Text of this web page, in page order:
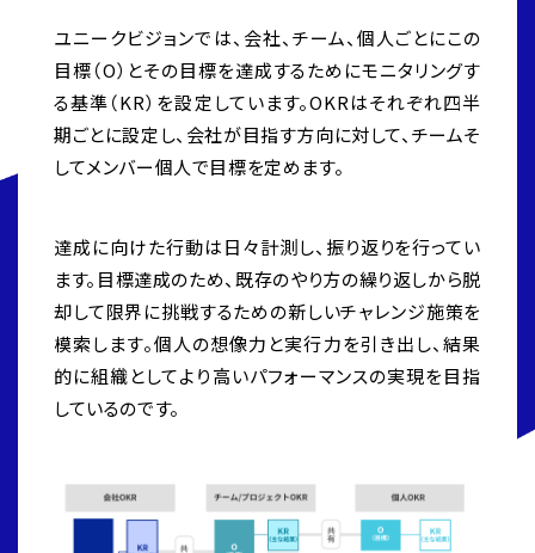
ユニークビジョンでは、会社、チーム、個人ごとにこの
目標（O）とその目標を達成するためにモニタリングす
る基準（KR）を設定しています。OKRはそれぞれ四半
期ごとに設定し、 会社が目指す方向に対して、チームそ
してメンバー個人で目標を定めます。
達成に向けた行動は日々計測し、振り返りを行ってい
ます。目標達成のため、既存のやり方の繰り返しから脱
却して限界に挑戦するための新しいチャレンジ施策を
模索します。個人の想像力と実行力を引き出し、結果
的に組織としてより高いパフォーマンスの実現を目指
しているのです。